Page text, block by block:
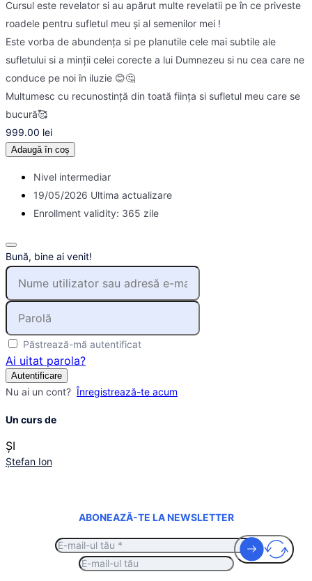
Cursul este revelator si au apărut multe revelatii pe în ce priveste
roadele pentru sufletul meu și al semenilor mei !
Este vorba de abundența si pe planutile cele mai subtile ale
sufletului si a minții celei corecte a lui Dumnezeu si nu cea care ne
conduce pe noi în iluzie 😊🤔
Multumesc cu recunostință din toată ființa si sufletul meu care se
bucură🥰
999.00 lei
Adaugă în coș
Nivel intermediar
19/05/2026 Ultima actualizare
Enrollment validity: 365 zile
Bună, bine ai venit!
Păstrează-mă autentificat
Ai uitat parola?
Autentificare
Nu ai un cont? Înregistrează-te acum
Un curs de
ȘI
Ștefan Ion
ABONEAZĂ-TE LA NEWSLETTER